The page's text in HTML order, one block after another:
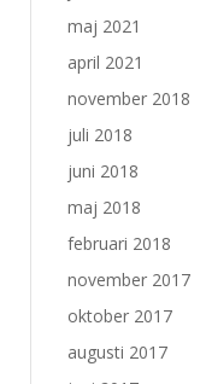
maj 2021
april 2021
november 2018
juli 2018
juni 2018
maj 2018
februari 2018
november 2017
oktober 2017
augusti 2017